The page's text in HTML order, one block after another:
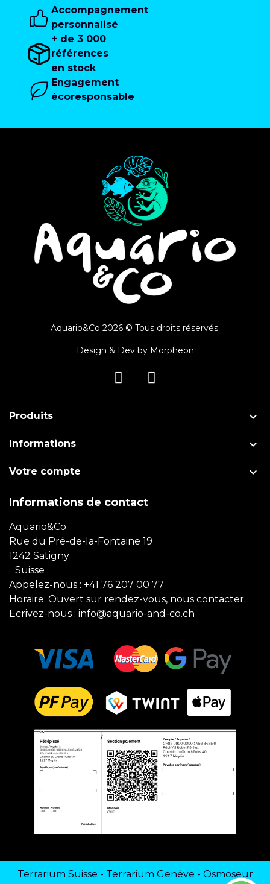
Accompagnement
personnalisé
+ de 3 000
références
en stock
Engagement
écoresponsable
Aquario&Co 2026 © Tous droits réservés.
Design & Dev by Morpheon
Produits 
Informations 
Votre compte 
Informations de contact
Aquario&Co
Rue du Pré-de-la-Fontaine 19
1242 Satigny
Suisse
Appelez-nous : +41 76 207 00 77
Horaire: Ouvert sur rendez-vous, nous contacter.
Ecrivez-nous : info@aquario-and-co.ch
Terrarium Suisse - Terrarium Genève - Osmoseur